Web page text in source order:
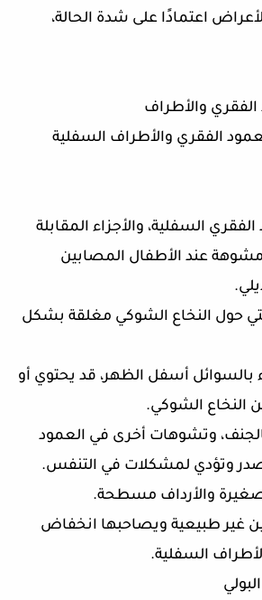
اعتمادًا على شدة الحالة،
الفقري والأطراف السفلية
السفلية، والأجزاء المقابلة
عند الأطفال المصابين
حول النخاع الشوكي مغلقة بشكل
أسفل الظهر، قد يحتوي أو
النخاع الشوكي.
وتشوهات أخرى في العمود
وتؤدي لمشكلات في التنفس.
والأرداف مسطحة.
غير طبيعية ويصاحبها انخفاض
السفلية.